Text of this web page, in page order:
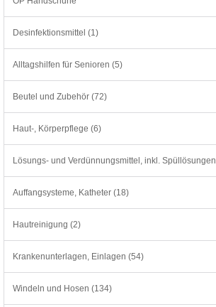
Desinfektionsmittel (1)
Alltagshilfen für Senioren (5)
Beutel und Zubehör (72)
Haut-, Körperpflege (6)
Lösungs- und Verdünnungsmittel, inkl.
Auffangsysteme, Katheter (18)
Hautreinigung (2)
Krankenunterlagen, Einlagen (54)
Windeln und Hosen (134)